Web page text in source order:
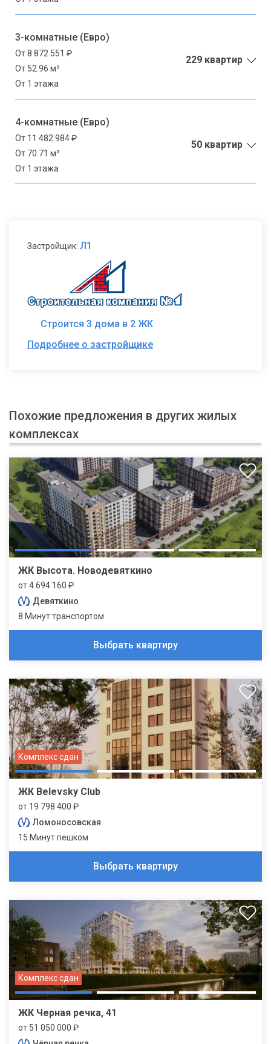
3-комнатные (Евро)
От 8 872 551 ₽
От 52.96 м²
От 1 этажа
229 квартир
4-комнатные (Евро)
От 11 482 984 ₽
От 70.71 м²
От 1 этажа
50 квартир
Застройщик: Л1
Строится 3 дома в 2 ЖК
Подробнее о застройщике
Похожие предложения в других жилых
комплексах
ЖК Высота. Новодевяткино
от 4 694 160 ₽
Девяткино
8 Минут транспортом
Выбрать квартиру
Комплекс сдан
ЖК Belevsky Club
от 19 798 400 ₽
Ломоносовская
15 Минут пешком
Выбрать квартиру
Комплекс сдан
ЖК Черная речка, 41
от 51 050 000 ₽